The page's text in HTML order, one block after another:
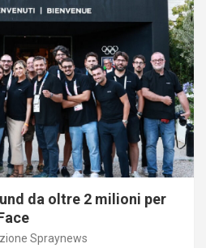
da oltre 2 milioni per
Spraynews